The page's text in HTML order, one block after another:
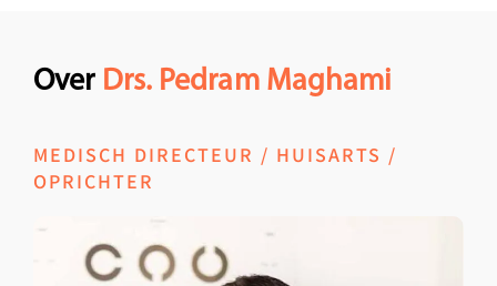
Over Drs. Pedram Maghami
MEDISCH DIRECTEUR / HUISARTS /
OPRICHTER